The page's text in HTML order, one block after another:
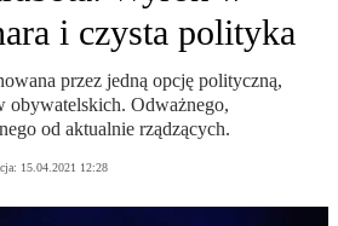
i czysta polityka
przez jedną opcję polityczną,
obywatelskich. Odważnego,
od aktualnie rządzących.
15.04.2021 12:28